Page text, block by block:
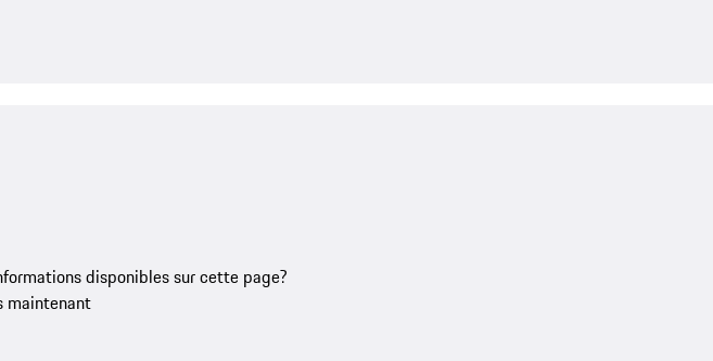
disponibles sur cette page?
maintenant